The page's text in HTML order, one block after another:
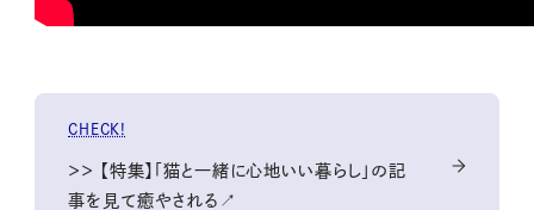
CHECK!
＞＞ 【特集】「猫と一緒に心地いい暮らし」の記
事を見て癒やされる↗